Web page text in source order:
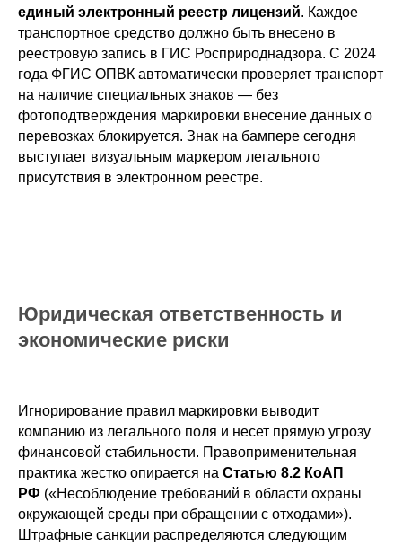
единый электронный реестр лицензий. Каждое
транспортное средство должно быть внесено в
реестровую запись в ГИС Росприроднадзора. С 2024
года ФГИС ОПВК автоматически проверяет транспорт
на наличие специальных знаков — без
фотоподтверждения маркировки внесение данных о
перевозках блокируется. Знак на бампере сегодня
выступает визуальным маркером легального
присутствия в электронном реестре.
Юридическая ответственность и
экономические риски
Игнорирование правил маркировки выводит
компанию из легального поля и несет прямую угрозу
финансовой стабильности. Правоприменительная
практика жестко опирается на Статью 8.2 КоАП
РФ («Несоблюдение требований в области охраны
окружающей среды при обращении с отходами»).
Штрафные санкции распределяются следующим